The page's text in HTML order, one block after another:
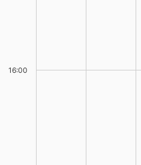
16:00